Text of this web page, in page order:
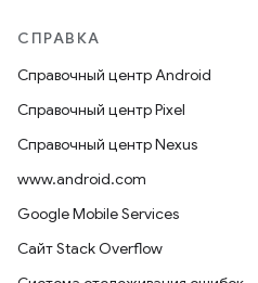
СПРАВКА
Справочный центр Android
Справочный центр Pixel
Справочный центр Nexus
www.android.com
Google Mobile Services
Сайт Stack Overflow